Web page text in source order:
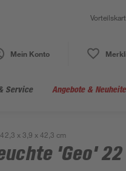
Mein Konto
Service Angebote &
x 3,9 x 42,3 cm
'Geo'